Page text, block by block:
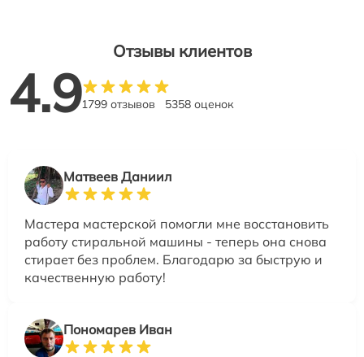
Отзывы клиентов
4.91799 отзывов 5358 оценок
Матвеев Даниил
Мастера мастерской помогли мне восстановить
работу стиральной машины - теперь она снова
стирает без проблем. Благодарю за быструю и
качественную работу!
Пономарев Иван